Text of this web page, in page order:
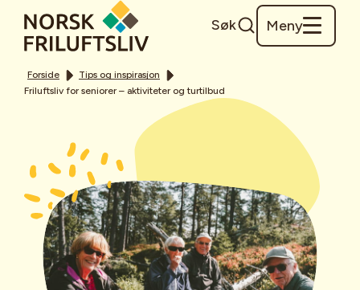
Søk Meny
Forside
Tips og inspirasjon
Friluftsliv for seniorer – aktiviteter og turtilbud